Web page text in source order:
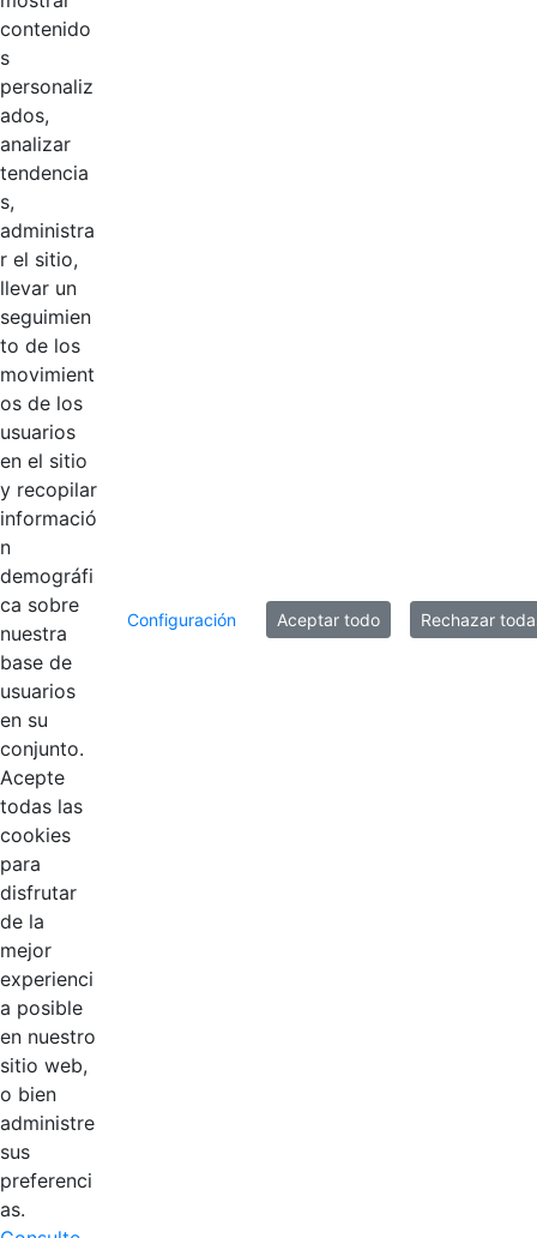
Mostrando el intervalo 1 - 8 de 14 resultados.
contenido
s
personaliz
ados,
analizar
tendencia
s,
administra
r el sitio,
llevar un
seguimien
to de los
movimient
os de los
usuarios
en el sitio
y recopilar
informació
n
demográfi
ca sobre
nuestra
base de
usuarios
en su
conjunto.
Acepte
todas las
cookies
para
disfrutar
de la
mejor
experienci
a posible
en nuestro
sitio web,
o bien
administre
sus
preferenci
as.
Configuración Aceptar todo Rechazar